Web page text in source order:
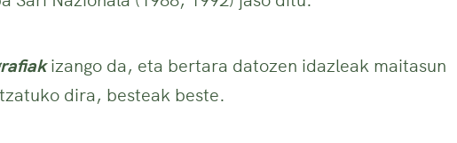
izango da, eta bertara datozen idazleak maitasun
dira, besteak beste.